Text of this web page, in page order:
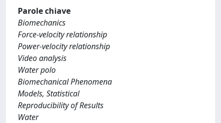
Parole chiave
Biomechanics
Force-velocity relationship
Power-velocity relationship
Video analysis
Water polo
Biomechanical Phenomena
Models, Statistical
Reproducibility of Results
Water